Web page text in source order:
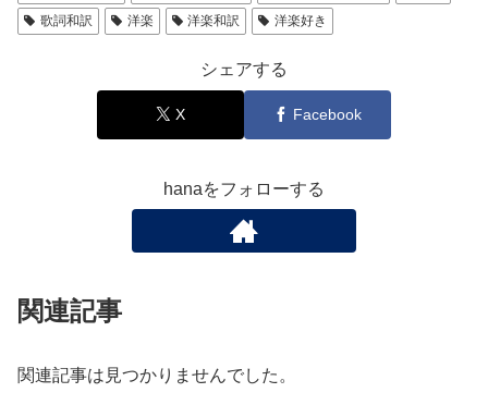
歌詞和訳
洋楽 洋楽和訳 洋楽好き
シェアする
X Facebook
hanaをフォローする
関連記事
関連記事は見つかりませんでした。